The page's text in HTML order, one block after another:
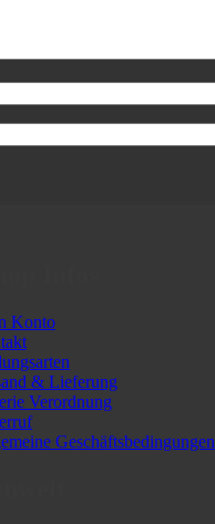
Konto
& Lieferung
Verordnung
Geschäftsbedingungen